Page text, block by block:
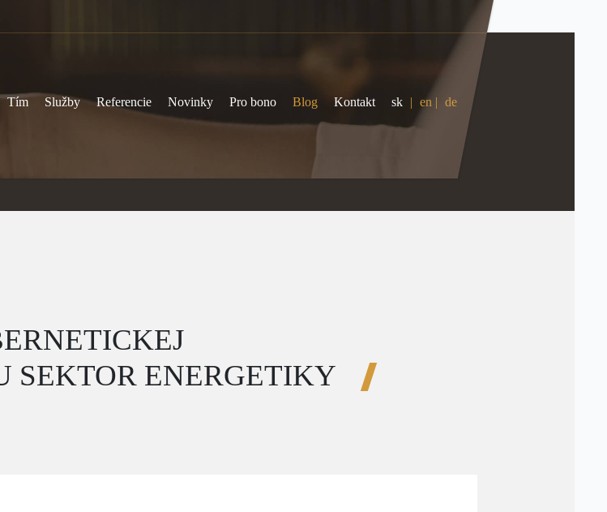
Tím Služby Referencie Novinky Pro bono Blog Kontakt sk | en | de
SEKTOR ENERGETIKY